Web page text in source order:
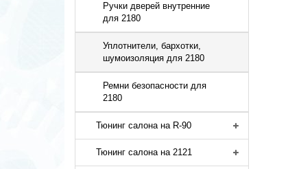
Ручки дверей внутренние
для 2180
Уплотнители, бархотки,
шумоизоляция для 2180
Ремни безопасности для
2180
Тюнинг салона на R-90
Тюнинг салона на 2121